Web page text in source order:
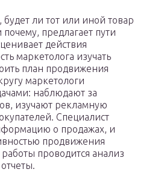
ли тот или иной товар
почему, предлагает пути
действия
маркетолога изучать
план продвижения
маркетологи
наблюдают за
изучают рекламную
Специалист
о продажах, и
продвижения
проводится анализ